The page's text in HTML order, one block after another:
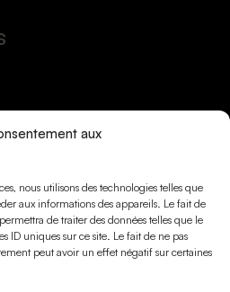
aux
nous utilisons des technologies telles que
aux informations des appareils. Le fait de
de traiter des données telles que le
ID uniques sur ce site. Le fait de ne pas
peut avoir un effet négatif sur certaines